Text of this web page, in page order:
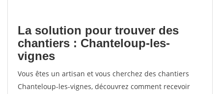
La solution pour trouver des
chantiers : Chanteloup-les-
vignes
Vous êtes un artisan et vous cherchez des chantiers
Chanteloup-les-vignes, découvrez comment recevoir